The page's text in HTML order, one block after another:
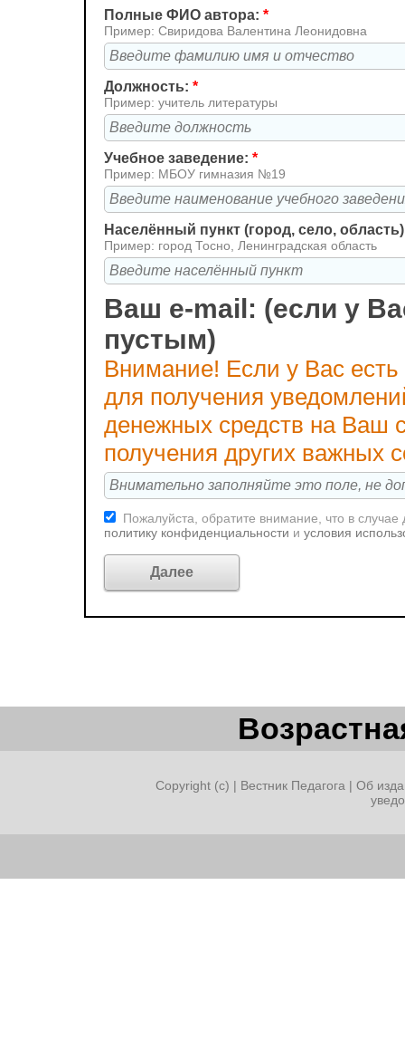
Полные ФИО автора: *
Пример: Свиридова Валентина Леонидовна
Должность: *
Пример: учитель литературы
Учебное заведение: *
Пример: МБОУ гимназия №19
Населённый пункт (город, село,
Пример: город Тосно, Ленинградская область
Ваш e-mail: (если у
пустым)
Внимание! Если у Вас
для получения
денежных средств на Ваш
получения других важных
Пожалуйста, обратите внимание, что в
политику конфиденциальности и условия
Copyright (c) | Вестник Педагога | Об